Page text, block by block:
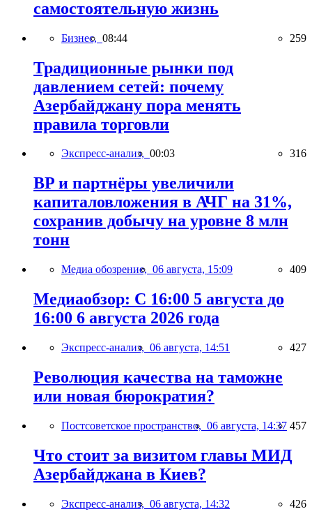
самостоятельную жизнь
Бизнес, 08:44 259
Традиционные рынки под
давлением сетей: почему
Азербайджану пора менять
правила торговли
Экспресс-анализ, 00:03 316
BP и партнёры увеличили
капиталовложения в АЧГ на 31%,
сохранив добычу на уровне 8 млн
тонн
Медиа обозрение, 06 августа, 15:09 409
Медиаобзор: С 16:00 5 августа до
16:00 6 августа 2026 года
Экспресс-анализ, 06 августа, 14:51 427
Революция качества на таможне
или новая бюрократия?
Постсоветское пространство, 06 августа, 14:37 457
Что стоит за визитом главы МИД
Азербайджана в Киев?
Экспресс-анализ, 06 августа, 14:32 426